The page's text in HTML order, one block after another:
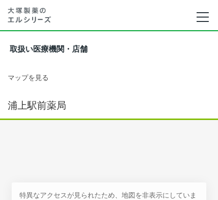
取扱い医療機関・店舗
マップを見る
浦上駅前薬局
特異なアクセスが見られたため、地図を非表示にしていま